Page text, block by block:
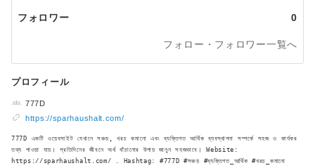
フォロワー 0
フォロー・フォロワー一覧へ
プロフィール
777D
https://sparhaushalt.com/
777D একটি ওয়েবসাইট যেখানে সঞ্চয়, খরচ কমানো এবং ব্যক্তিগত আর্থিক ব্যবস্থাপনা সম্পর্কে সহজ ও কার্যকর
তথ্য পাওয়া যায়। প্রতিদিনের জীবনে অর্থ বাঁচানোর উপায় জানুন সহজভাবে। Website:
https://sparhaushalt.com/ . Hashtag: #777D #সঞ্চয় #ব্যক্তিগত_আর্থিক #খরচ_কমানো